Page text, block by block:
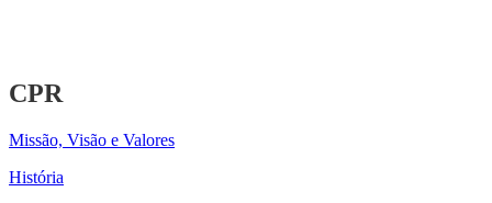
CPR
Missão, Visão e Valores
História